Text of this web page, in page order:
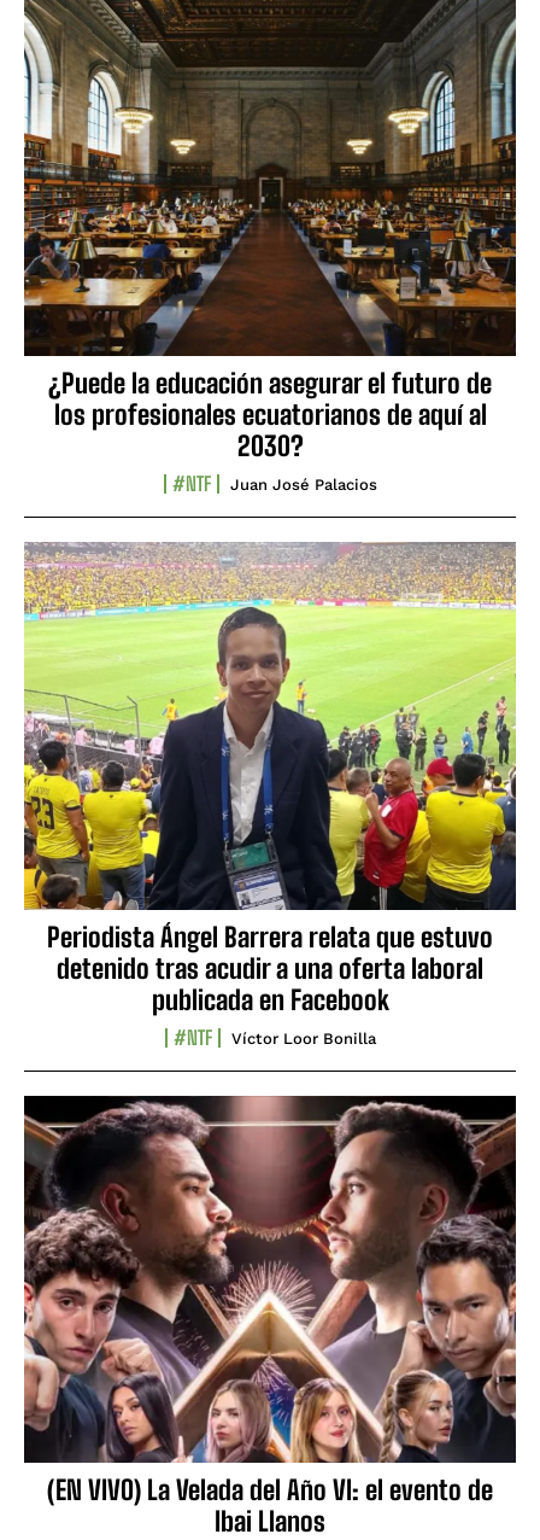
¿Puede la educación asegurar el futuro de
los profesionales ecuatorianos de aquí al
2030?
#NTF Juan José Palacios
Periodista Ángel Barrera relata que estuvo
detenido tras acudir a una oferta laboral
publicada en Facebook
#NTF Víctor Loor Bonilla
(EN VIVO) La Velada del Año VI: el evento de
Ibai Llanos